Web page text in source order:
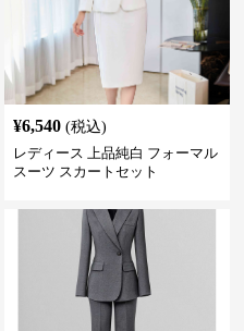
¥6,540 (税込)
レディース 上品純白 フォーマル
スーツ スカートセット